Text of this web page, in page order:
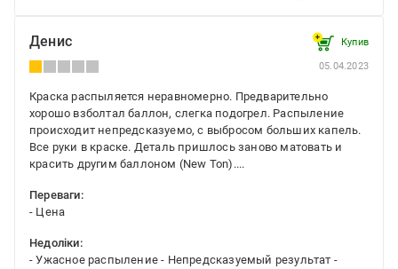
Денис Купив
05.04.2023
Краска распыляется неравномерно. Предварительно
хорошо взболтал баллон, слегка подогрел. Распыление
происходит непредсказуемо, с выбросом больших капель.
Все руки в краске. Деталь пришлось заново матовать и
красить другим баллоном (New Ton)....
Переваги:
- Цена
Недоліки:
- Ужасное распыление - Непредсказуемый результат -